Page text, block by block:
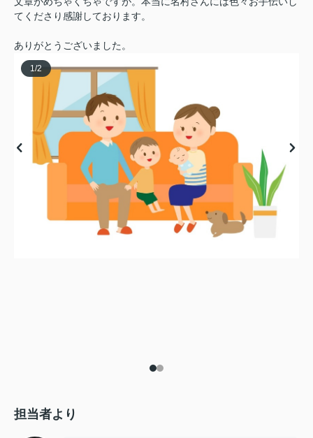
てくださり感謝しております。
ありがとうございました。
1/2
担当者より